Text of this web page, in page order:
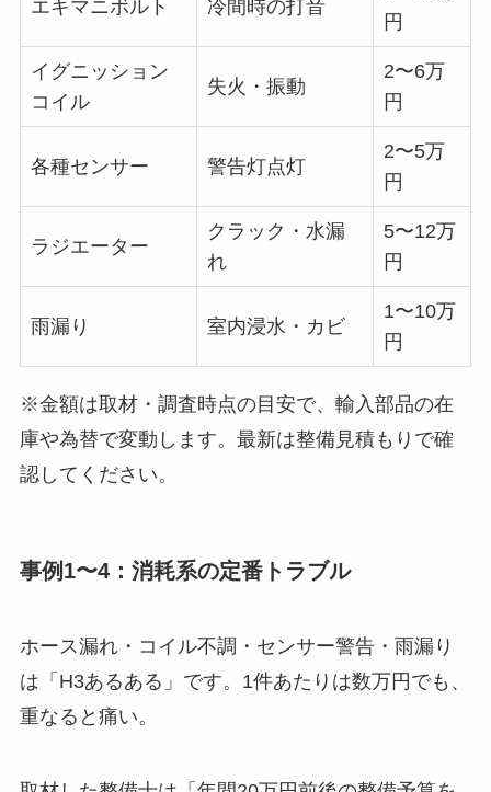
エキマニボルト 冷間時の打音
円
イグニッション
コイル
失火・振動
2〜6万
円
各種センサー 警告灯点灯
2〜5万
円
ラジエーター
クラック・水漏
れ
5〜12万
円
雨漏り 室内浸水・カビ
1〜10万
円
※金額は取材・調査時点の目安で、輸入部品の在
庫や為替で変動します。最新は整備見積もりで確
認してください。
事例1〜4：消耗系の定番トラブル
ホース漏れ・コイル不調・センサー警告・雨漏り
は「H3あるある」です。1件あたりは数万円でも、
重なると痛い。